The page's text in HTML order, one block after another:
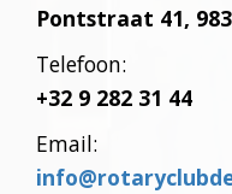
Pontstraat 41,
Telefoon:
+32 9 282 31 44
Email: